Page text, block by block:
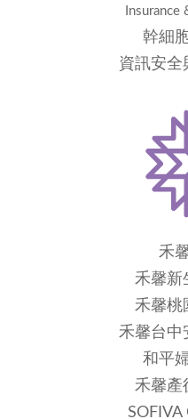
幹細
資訊安全
禾
禾馨新
禾馨桃
禾馨台中
和平
禾馨產
SOFIVA